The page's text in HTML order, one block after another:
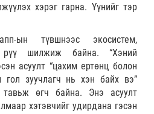
хэрэг гарна. Үүнийг тэр
ын түвшнээс экосистем,
рүү шилжиж байна. “Хэний
асуулт “цахим ертөнц болон
гол зуучлагч нь хэн байх вэ”
тавьж өгч байна. Энэ асуулт
хэтэвчийг удирдана гэсэн